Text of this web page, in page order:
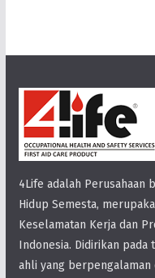
4Life adalah Perusahaan
Hidup Semesta,
Keselamatan Kerja dan
Indonesia. Didirikan pada
ahli yang berpengalaman